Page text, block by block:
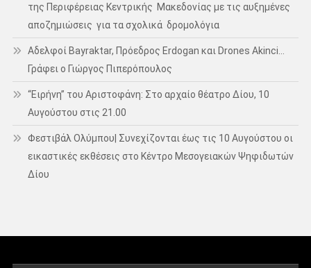
της Περιφέρειας Κεντρικής Μακεδονίας με τις αυξημένες
αποζημιώσεις για τα σχολικά δρομολόγια
Αδελφοί Bayraktar, Πρόεδρος Erdogan και Drones Akinci…
Γράφει ο Γιώργος Πιπερόπουλος
“Ειρήνη” του Αριστοφάνη: Στο αρχαίο θέατρο Δίου, 10
Αυγούστου στις 21.00
Φεστιβάλ Ολύμπου| Συνεχίζονται έως τις 10 Αυγούστου οι
εικαστικές εκθέσεις στο Κέντρο Μεσογειακών Ψηφιδωτών
Δίου